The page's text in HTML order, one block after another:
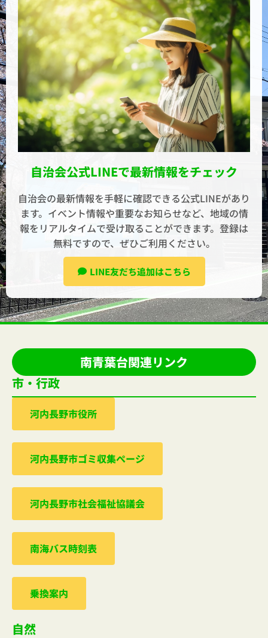
自治会公式LINEで最新情報をチェック
自治会の最新情報を手軽に確認できる公式LINEがあり
ます。イベント情報や重要なお知らせなど、地域の情
報をリアルタイムで受け取ることができます。登録は
無料ですので、ぜひご利用ください。
LINE友だち追加はこちら
南青葉台関連リンク
市・行政
河内⻑野市役所
河内⻑野市ゴミ収集ぺージ
河内⻑野市社会福祉協議会
南海バス時刻表
乗換案内
自然